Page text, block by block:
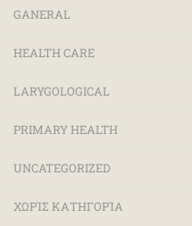
GANERAL
HEALTH CARE
LARYGOLOGICAL
PRIMARY HEALTH
UNCATEGORIZED
ΧΩΡΊΣ ΚΑΤΗΓΟΡΊΑ